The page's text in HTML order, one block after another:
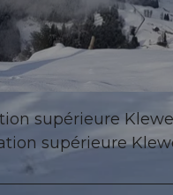
supérieure
supérieure